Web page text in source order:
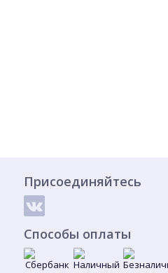
Присоединяйтесь
Способы оплаты